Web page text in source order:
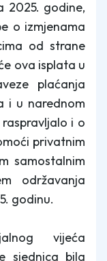
2025. godine,
o izmjenama
od strane
ova isplata u
plaćanja
i u narednom
i o
privatnim
samostalnim
održavanja
godinu.
vijeća
sjednica bila